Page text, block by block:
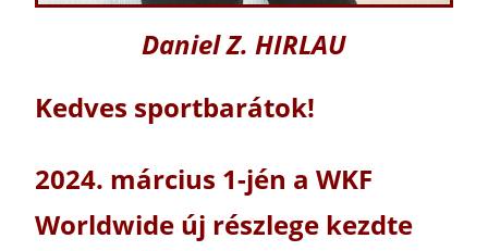
Daniel Z. HIRLAU
Kedves sportbarátok!
2024. március 1-jén a WKF
Worldwide új részlege kezdte